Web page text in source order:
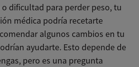
dificultad para perder peso, tu
médica podría recetarte
algunos cambios en tu
ayudarte. Esto depende de
pero es una pregunta